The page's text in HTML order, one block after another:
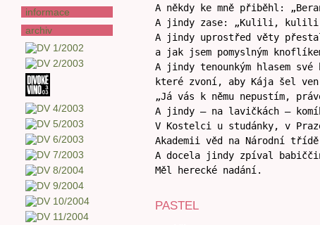
informace
archiv
A někdy ke mně přiběhl:
A jindy zase: „Kulili,
A jindy uprostřed věty
a jak jsem pomyslným
A jindy tenounkým hlasem
které zvoní, aby Kája šel
„Já vás k němu nepustím,
A jindy – na lavičkách –
V Kostelci u studánky, v
Akademii věd na Národní
A docela jindy zpíval
Měl herecké nadání.
PASTEL